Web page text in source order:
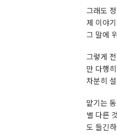
그래도
제 이야
그 말에
그렇게
만 다행
차분히
맡기는
별 다른
도 들긴